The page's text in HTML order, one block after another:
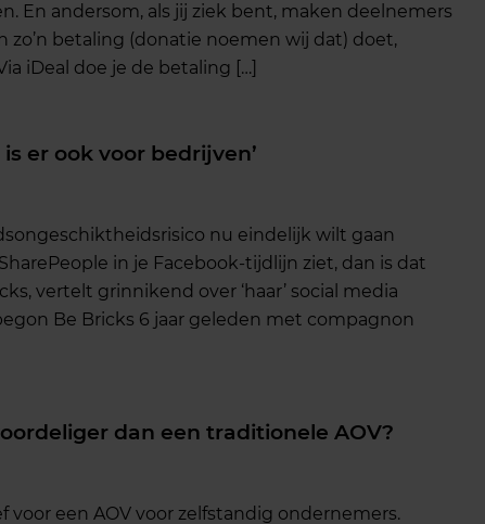
En andersom, als jij ziek bent, maken deelnemers
zo’n betaling (donatie noemen wij dat) doet,
iDeal doe je de betaling […]
er ook voor bedrijven’
nu eindelijk wilt gaan
in je Facebook-tijdlijn ziet, dan is dat
vertelt grinnikend over ‘haar’ social media
Be Bricks 6 jaar geleden met compagnon
dan een traditionele AOV?
voor een AOV voor zelfstandig ondernemers.